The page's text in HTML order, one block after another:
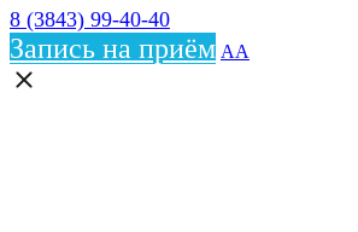
8 (3843) 99-40-40
Запись на приём АА